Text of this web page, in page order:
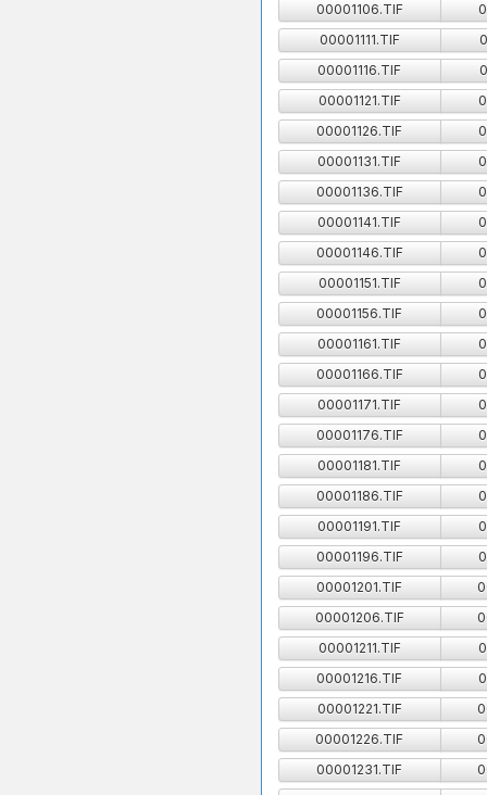
00001106.TIF
00001111.TIF
00001116.TIF
00001121.TIF
00001126.TIF
00001131.TIF
00001136.TIF
00001141.TIF
00001146.TIF
00001151.TIF
00001156.TIF
00001161.TIF
00001166.TIF
00001171.TIF
00001176.TIF
00001181.TIF
00001186.TIF
00001191.TIF
00001196.TIF
00001201.TIF
00001206.TIF
00001211.TIF
00001216.TIF
00001221.TIF
00001226.TIF
00001231.TIF